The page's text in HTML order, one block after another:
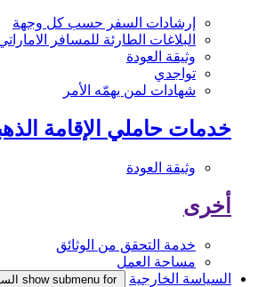
إرشادات السفر حسب كل وجهة
البلاغات الطارئة للمسافر
وثيقة العودة
تواجدي
شهادات لمن يهمّه الأمر
خدمات حاملي الإقامة
وثيقة العودة
أخرى
خدمة التحقق من الوثائق
مساحة العمل
السياسة الخارجية
show submenu for السياسة الخارجية